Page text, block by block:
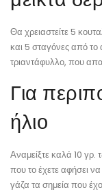
Θα χρειαστείτε 5
και 5 σταγόνες από το
τριαντάφυλλο, που
Για
ήλιο
Αναμείξτε καλά 10
που το έχετε αφήσει
γάζα τα σημεία που